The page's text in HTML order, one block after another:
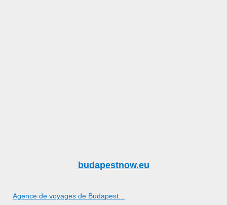
budapestnow.eu
Agence de voyages de Budapest...